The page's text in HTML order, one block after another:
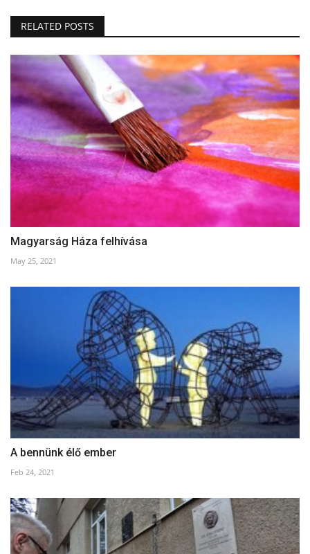
RELATED POSTS
Magyarság Háza felhívása
May 25, 2021
A bennünk élő ember
Feb 24, 2021